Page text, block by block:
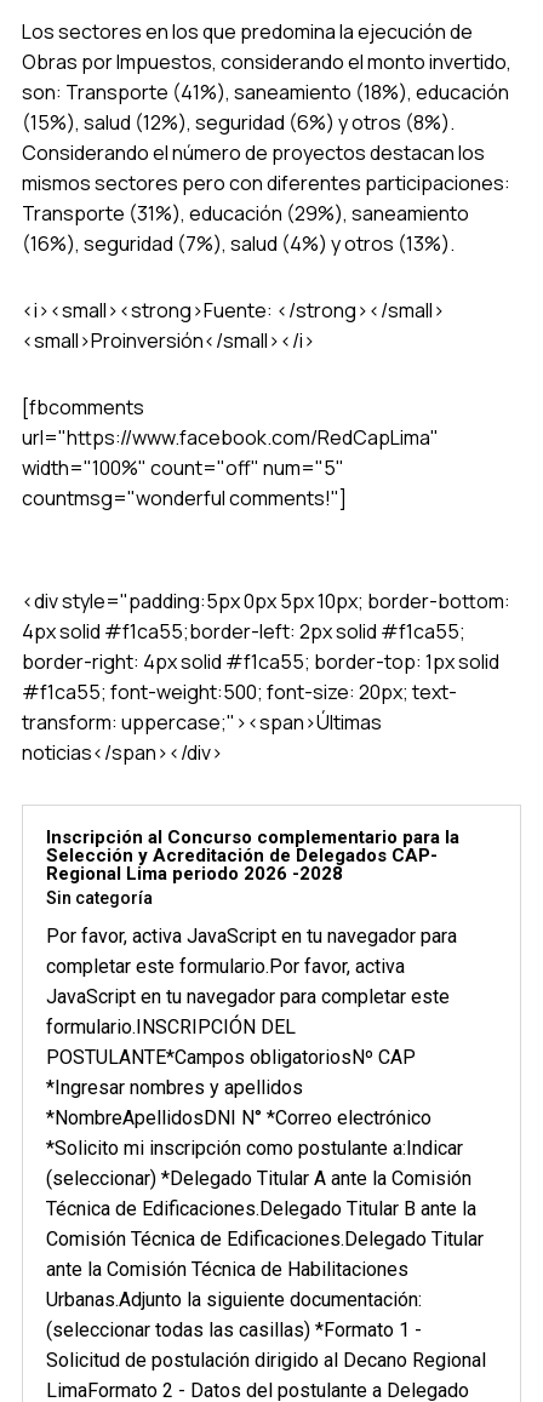
Los sectores en los que predomina la ejecución de
Obras por Impuestos, considerando el monto invertido,
son: Transporte (41%), saneamiento (18%), educación
(15%), salud (12%), seguridad (6%) y otros (8%).
Considerando el número de proyectos destacan los
mismos sectores pero con diferentes participaciones:
Transporte (31%), educación (29%), saneamiento
(16%), seguridad (7%), salud (4%) y otros (13%).
<i><small><strong>Fuente: </strong></small>
<small>Proinversión</small></i>
[fbcomments
url="https://www.facebook.com/RedCapLima"
width="100%" count="off" num="5"
countmsg="wonderful comments!"]
<div style="padding:5px 0px 5px 10px; border-bottom:
4px solid #f1ca55;border-left: 2px solid #f1ca55;
border-right: 4px solid #f1ca55; border-top: 1px solid
#f1ca55; font-weight:500; font-size: 20px; text-
transform: uppercase;"><span>Últimas
noticias</span></div>
Inscripción al Concurso complementario para la
Selección y Acreditación de Delegados CAP-
Regional Lima periodo 2026 -2028
Sin categoría
Por favor, activa JavaScript en tu navegador para
completar este formulario.Por favor, activa
JavaScript en tu navegador para completar este
formulario.INSCRIPCIÓN DEL
POSTULANTE*Campos obligatoriosNº CAP
*Ingresar nombres y apellidos
*NombreApellidosDNI N° *Correo electrónico
*Solicito mi inscripción como postulante a:Indicar
(seleccionar) *Delegado Titular A ante la Comisión
Técnica de Edificaciones.Delegado Titular B ante la
Comisión Técnica de Edificaciones.Delegado Titular
ante la Comisión Técnica de Habilitaciones
Urbanas.Adjunto la siguiente documentación:
(seleccionar todas las casillas) *Formato 1 -
Solicitud de postulación dirigido al Decano Regional
LimaFormato 2 - Datos del postulante a Delegado